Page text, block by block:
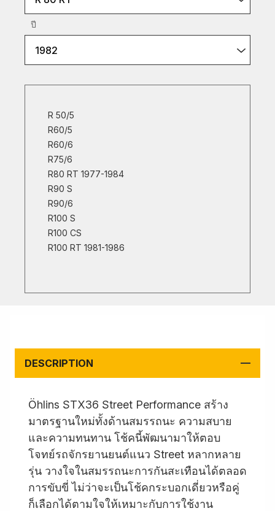
ปี
1982
R 50/5
R60/5
R60/6
R75/6
R80 RT 1977-1984
R90 S
R90/6
R100 S
R100 CS
R100 RT 1981-1986
DESCRIPTION
Öhlins STX36 Street Performance สร้าง
มาตรฐานใหม่ทั้งด้านสมรรถนะ ความสบาย
และความทนทาน โช้คนี้พัฒนามาให้ตอบ
โจทย์รถจักรยานยนต์แนว Street หลากหลาย
รุ่น วางใจในสมรรถนะการกันสะเทือนได้ตลอด
การขับขี่ ไม่ว่าจะเป็นโช้คกระบอกเดี่ยวหรือคู่
ก็เลือกได้ตามใจให้เหมาะกับการใช้งาน